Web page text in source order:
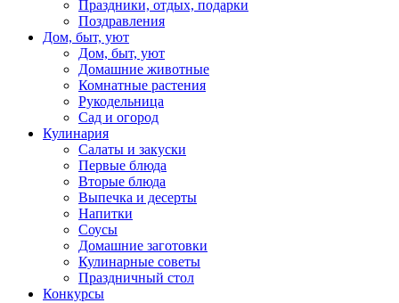
Праздники, отдых, подарки
Поздравления
Дом, быт, уют
Дом, быт, уют
Домашние животные
Комнатные растения
Рукодельница
Сад и огород
Кулинария
Салаты и закуски
Первые блюда
Вторые блюда
Выпечка и десерты
Напитки
Соусы
Домашние заготовки
Кулинарные советы
Праздничный стол
Конкурсы